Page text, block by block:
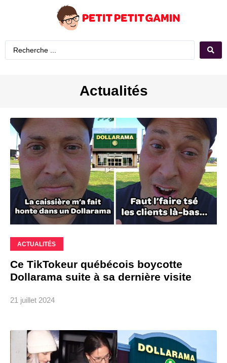
Actualités
ACTUALITÉS
Ce TikTokeur québécois boycotte
Dollarama suite à sa dernière visite
21 juillet 2024